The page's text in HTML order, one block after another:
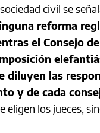
civil se
reforma
el Consejo
diluyen las
y de cada
eligen los jueces,